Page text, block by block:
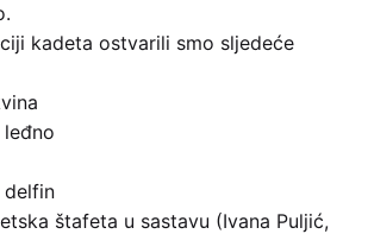
kadeta ostvarili smo sljedeće
delfin
štafeta u sastavu (Ivana Puljić,